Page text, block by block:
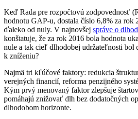
Keď Rada pre rozpočtovú zodpovednosť
hodnotu GAP-u, dostala číslo 6,8% za rok
ďaleko od nuly. V najnovšej správe o
konštatuje, že za rok 2016 bola hodnota
nule a tak cieľ dlhodobej udržateľnosti bol
k zníženiu?
Najmä tri kľúčové faktory: redukcia
verejných financií, reforma penzijného
Kým prvý menovaný faktor zlepšuje
pomáhajú znižovať dlh bez dodatočných
dlhodobom horizonte.